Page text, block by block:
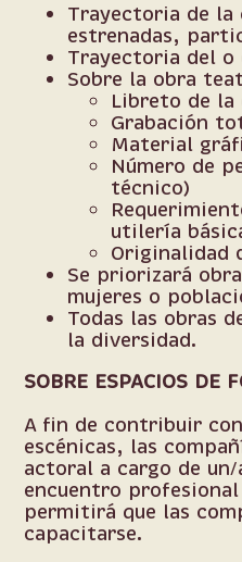
Trayectoria de la
estrenadas,
Trayectoria del
Sobre la obra
Libreto de la
Grabación
Material
Número de
técnico)
utilería
Originalidad
Se priorizará
mujeres o
Todas las obras
la diversidad.
SOBRE ESPACIOS DE
A fin de contribuir
escénicas, las
actoral a cargo de
encuentro
permitirá que las
capacitarse.